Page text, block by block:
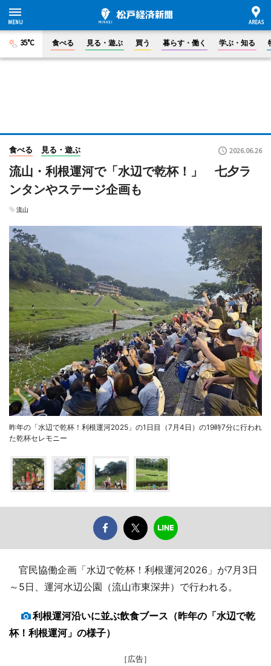
35°C 食べる 見る・遊ぶ 買う 暮らす・働く 学ぶ・知る
食べる 見る・遊ぶ 2026.06.26
流山・利根運河で「水辺で乾杯！」 七夕ラ
ンタンやステージ企画も
流山
昨年の「水辺で乾杯！利根運河2025」の1日目（7月4日）の19時7分に行われ
た乾杯セレモニー
官民協働企画「水辺で乾杯！利根運河2026」が7月3日
～5日、運河水辺公園（流山市東深井）で行われる。
利根運河沿いに並ぶ飲食ブース（昨年の「水辺で乾
杯！利根運河」の様子）
［広告］